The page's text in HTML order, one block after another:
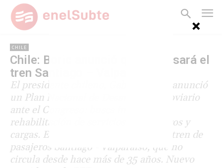
CHILE
Chile: Boric anunció que impulsará el
tren Santiago – Valparaíso
El presidente chileno, Gabriel Boric, anunció
un Plan Nacional de Desarrollo Ferroviario
ante el Congreso: busca impulsar la
rehabilitación de servicios de pasajeros y
cargas. El gobierno dará prioridad al tren de
pasajeros Santiago - Valparaíso, que no
circula desde hace más de 35 años. Nuevo